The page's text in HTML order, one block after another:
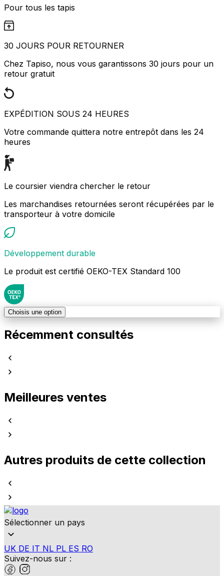
Pour tous les tapis
30 JOURS POUR RETOURNER
Chez Tapiso, nous vous garantissons 30 jours pour un
retour gratuit
EXPÉDITION SOUS 24 HEURES
Votre commande quittera notre entrepôt dans les 24
heures
Le coursier viendra chercher le retour
Les marchandises retournées seront récupérées par le
transporteur à votre domicile
Développement durable
Le produit est certifié OEKO-TEX Standard 100
Choisis une option
Récemment consultés
Meilleures ventes
Autres produits de cette collection
Sélectionner un pays
UK DE IT NL PL ES RO
Suivez-nous sur :